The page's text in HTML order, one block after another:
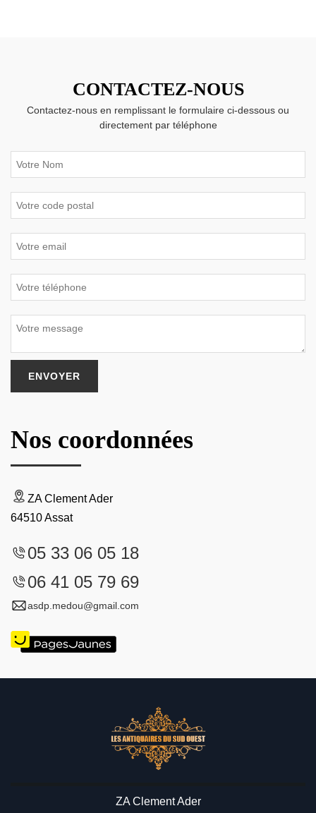
CONTACTEZ-NOUS
Contactez-nous en remplissant le formulaire ci-dessous ou
directement par téléphone
Nos coordonnées
ZA Clement Ader
64510 Assat
05 33 06 05 18
06 41 05 79 69
asdp.medou@gmail.com
ZA Clement Ader